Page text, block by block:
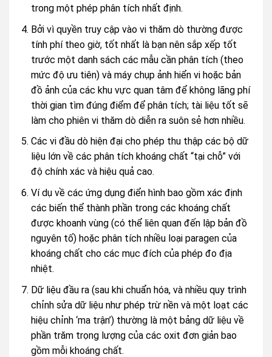
trong một phép phân tích nhất định.
Bởi vì quyền truy cập vào vi thăm dò thường được
tính phí theo giờ, tốt nhất là bạn nên sắp xếp tốt
trước một danh sách các mẫu cần phân tích (theo
mức độ ưu tiên) và máy chụp ảnh hiển vi hoặc bản
đồ ảnh của các khu vực quan tâm để không lãng phí
thời gian tìm đúng điểm để phân tích; tài liệu tốt sẽ
làm cho phiên vi thăm dò diễn ra suôn sẻ hơn nhiều.
Các vi đầu dò hiện đại cho phép thu thập các bộ dữ
liệu lớn về các phân tích khoáng chất “tại chỗ” với
độ chính xác và hiệu quả cao.
Ví dụ về các ứng dụng điển hình bao gồm xác định
các biến thể thành phần trong các khoáng chất
được khoanh vùng (có thể liên quan đến lập bản đồ
nguyên tố) hoặc phân tích nhiều loại paragen của
khoáng chất cho các mục đích của phép đo địa
nhiệt.
Dữ liệu đầu ra (sau khi chuẩn hóa, và nhiều quy trình
chỉnh sửa dữ liệu như phép trừ nền và một loạt các
hiệu chỉnh ‘ma trận’) thường là một bảng dữ liệu về
phần trăm trọng lượng của các oxit đơn giản bao
gồm mỗi khoáng chất.